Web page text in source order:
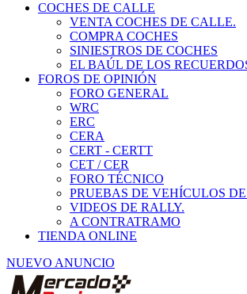
COCHES DE CALLE
VENTA COCHES DE CALLE.
COMPRA COCHES
SINIESTROS DE COCHES
EL BAÚL DE LOS
FOROS DE OPINIÓN
FORO GENERAL
WRC
ERC
CERA
CERT - CERTT
CET / CER
FORO TÉCNICO
PRUEBAS DE VEHÍCULOS
VIDEOS DE RALLY.
A CONTRATRAMO
TIENDA ONLINE
NUEVO ANUNCIO